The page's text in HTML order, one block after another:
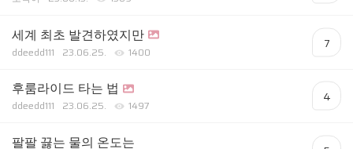
세계 최초 발견하였지만
ddeedd111 23.06.25. 1400
7
후룸라이드 타는 법
ddeedd111 23.06.25. 1497
4
팔팔 끓는 물의 온도는